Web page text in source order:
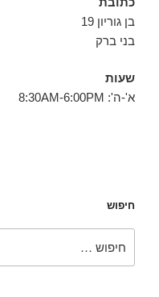
בן גוריון 19
בני ברק
שעות
א'-ה': 8:30AM-6:00PM
חיפוש